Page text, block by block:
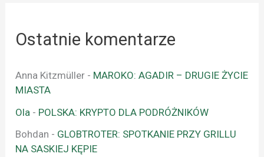
Ostatnie komentarze
Anna Kitzmüller - MAROKO: AGADIR – DRUGIE ŻYCIE
MIASTA
Ola - POLSKA: KRYPTO DLA PODRÓŻNIKÓW
Bohdan - GLOBTROTER: SPOTKANIE PRZY GRILLU
NA SASKIEJ KĘPIE